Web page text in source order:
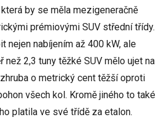
by se měla mezigeneračně
prémiovými SUV střední třídy.
nejen nabíjením až 400 kW, ale
2,3 tuny těžké SUV mělo ujet na
o metrický cent těžší oproti
všech kol. Kromě jiného to také
platila ve své třídě za etalon.